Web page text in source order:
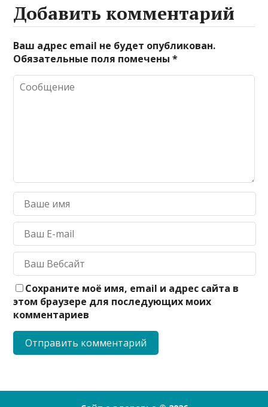
Добавить комментарий
Ваш адрес email не будет опубликован.
Обязательные поля помечены*
Сохраните моё имя, email и адрес сайта в
этом браузере для последующих моих
комментариев